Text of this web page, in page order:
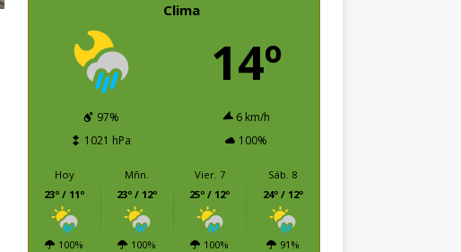
Clima
14º
97%
6 km/h
1021 hPa
100%
Hoy
23º / 11º
100%
Mñn.
23º / 12º
100%
Vier. 7
25º / 12º
100%
Sáb. 8
24º / 12º
91%